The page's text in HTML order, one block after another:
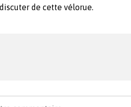
de cette vélorue.